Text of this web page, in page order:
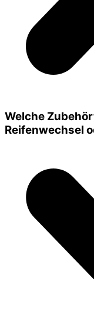
Welche
Reifenwechsel